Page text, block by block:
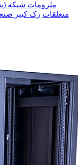
ملزومات شبکه
متعلقات رک کبیر